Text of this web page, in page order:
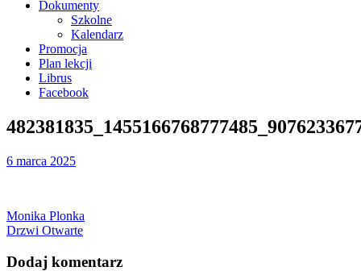
Dokumenty
Szkolne
Kalendarz
Promocja
Plan lekcji
Librus
Facebook
6 marca 2025
Monika Plonka
Drzwi Otwarte
Dodaj komentarz